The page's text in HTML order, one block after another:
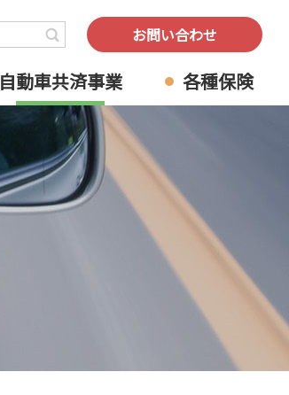
お問い合わせ
自動車共済事業 各種保険